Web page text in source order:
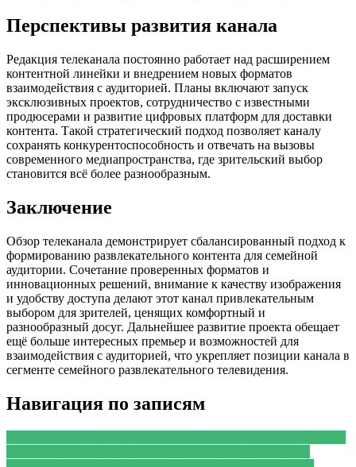
Перспективы развития канала
Редакция телеканала постоянно работает над расширением
контентной линейки и внедрением новых форматов
взаимодействия с аудиторией. Планы включают запуск
эксклюзивных проектов, сотрудничество с известными
продюсерами и развитие цифровых платформ для доставки
контента. Такой стратегический подход позволяет каналу
сохранять конкурентоспособность и отвечать на вызовы
современного медиапространства, где зрительский выбор
становится всё более разнообразным.
Заключение
Обзор телеканала демонстрирует сбалансированный подход к
формированию развлекательного контента для семейной
аудитории. Сочетание проверенных форматов и
инновационных решений, внимание к качеству изображения
и удобству доступа делают этот канал привлекательным
выбором для зрителей, ценящих комфортный и
разнообразный досуг. Дальнейшее развитие проекта обещает
ещё больше интересных премьер и возможностей для
взаимодействия с аудиторией, что укрепляет позиции канала в
сегменте семейного развлекательного телевидения.
Навигация по записям